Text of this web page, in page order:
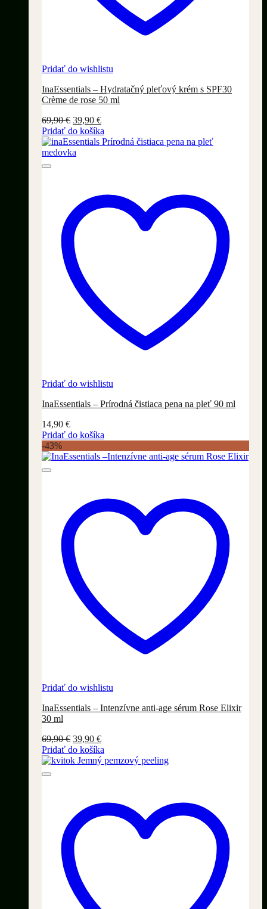
Pridať do wishlistu
InaEssentials – Hydratačný pleťový krém s SPF30
Crème de rose 50 ml
69,90€ Pôvodná
cena
bola:
69,90 €.
39,90 €Aktuálna
cena
je:
Pridať do košíka
Pridať do wishlistu
InaEssentials – Prírodná čistiaca pena na pleť 90 ml
14,90 €
Pridať do košíka
-43%
Pridať do wishlistu
InaEssentials – Intenzívne anti-age sérum Rose Elixir
30 ml
69,90€ Pôvodná
cena
bola:
39,90 €Aktuálna
cena
je:
Pridať do košíka